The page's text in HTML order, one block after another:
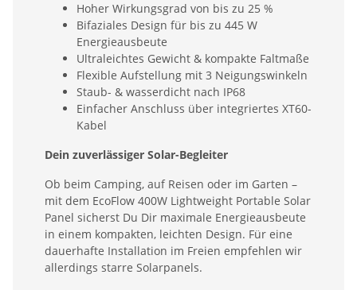
Hoher Wirkungsgrad von bis zu 25 %
Bifaziales Design für bis zu 445 W
Energieausbeute
Ultraleichtes Gewicht & kompakte Faltmaße
Flexible Aufstellung mit 3 Neigungswinkeln
Staub- & wasserdicht nach IP68
Einfacher Anschluss über integriertes XT60-
Kabel
Dein zuverlässiger Solar-Begleiter
Ob beim Camping, auf Reisen oder im Garten –
mit dem EcoFlow 400W Lightweight Portable Solar
Panel sicherst Du Dir maximale Energieausbeute
in einem kompakten, leichten Design. Für eine
dauerhafte Installation im Freien empfehlen wir
allerdings starre Solarpanels.